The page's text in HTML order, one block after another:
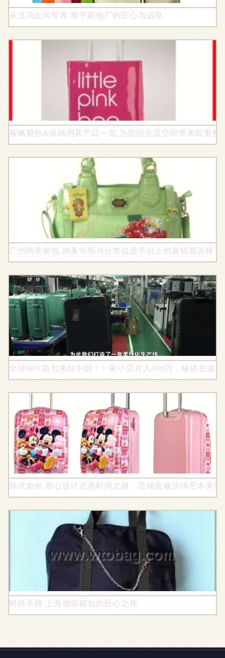
从义乌走向世界 旭平箱包厂的匠心与远见
紫枫箱包&收纳用具产品一览 为您的生活空间带来双重整
广州尚美箱包 跳蚤市场与分类信息平台上的直销新选择
全球40%箱包来自中国！一家小店月入300万，秘诀在这里
徐武箱包 用心设计点亮时尚之路，店铺装修演绎艺术美学
时尚手袋 上海德羿箱包的匠心之作